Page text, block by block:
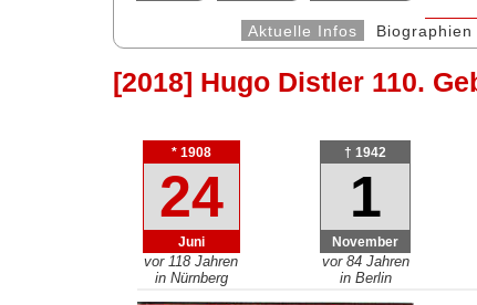
Aktuelle Infos Biographien
[2018] Hugo Distler 110.
* 1908
24
Juni
vor 118 Jahren
in Nürnberg
† 1942
1
November
vor 84 Jahren
in Berlin